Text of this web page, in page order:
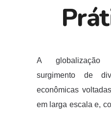
A globalização
surgimento de
econômicas
em larga escala e,